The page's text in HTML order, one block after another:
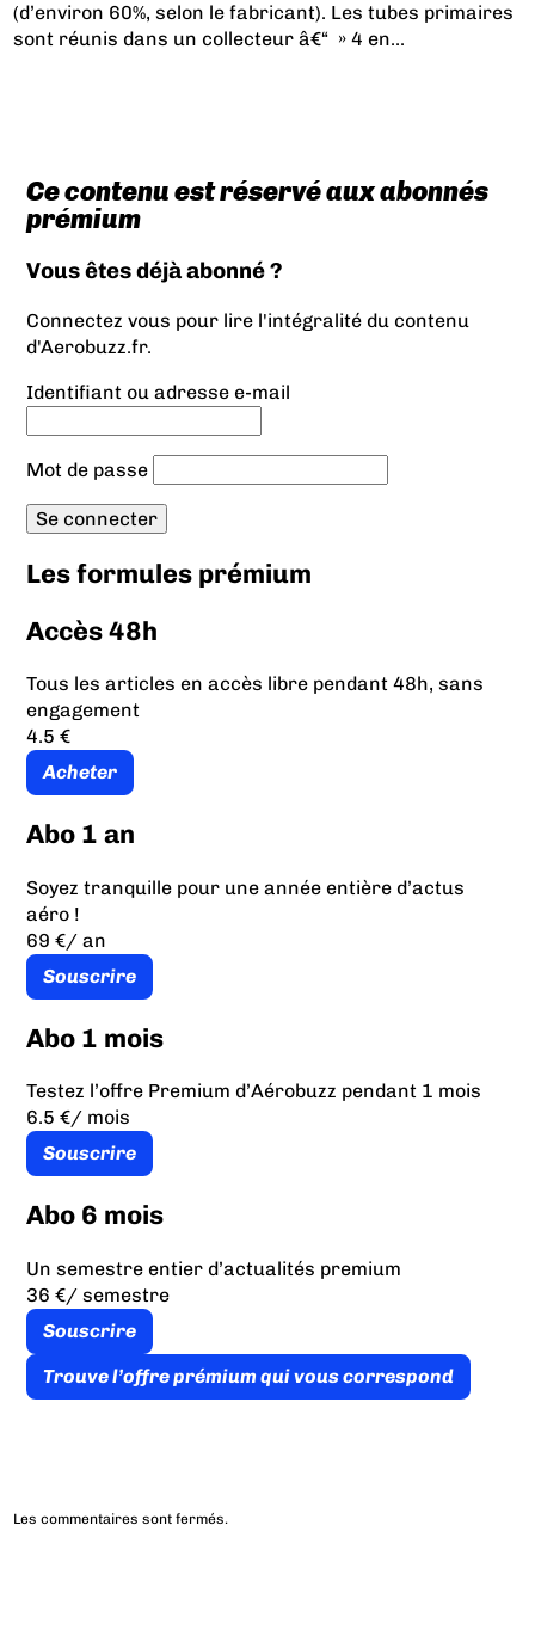
(d’environ 60%, selon le fabricant). Les tubes primaires
sont réunis dans un collecteur â€“ » 4 en...
Ce contenu est réservé aux abonnés
prémium
Vous êtes déjà abonné ?
Connectez vous pour lire l'intégralité du contenu
d'Aerobuzz.fr.
Identifiant ou adresse e-mail
Mot de passe
Les formules prémium
Accès 48h
Tous les articles en accès libre pendant 48h, sans
engagement
4.5 €
Acheter
Abo 1 an
Soyez tranquille pour une année entière d’actus
aéro !
69 €/ an
Souscrire
Abo 1 mois
Testez l’offre Premium d’Aérobuzz pendant 1 mois
6.5 €/ mois
Souscrire
Abo 6 mois
Un semestre entier d’actualités premium
36 €/ semestre
Souscrire
Trouve l’offre prémium qui vous correspond
Les commentaires sont fermés.